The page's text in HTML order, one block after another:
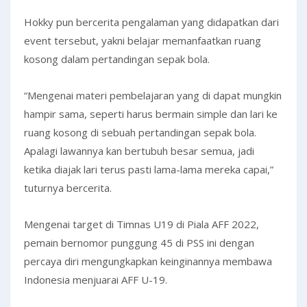
Hokky pun bercerita pengalaman yang didapatkan dari
event tersebut, yakni belajar memanfaatkan ruang
kosong dalam pertandingan sepak bola.
“Mengenai materi pembelajaran yang di dapat mungkin
hampir sama, seperti harus bermain simple dan lari ke
ruang kosong di sebuah pertandingan sepak bola.
Apalagi lawannya kan bertubuh besar semua, jadi
ketika diajak lari terus pasti lama-lama mereka capai,”
tuturnya bercerita.
Mengenai target di Timnas U19 di Piala AFF 2022,
pemain bernomor punggung 45 di PSS ini dengan
percaya diri mengungkapkan keinginannya membawa
Indonesia menjuarai AFF U-19.